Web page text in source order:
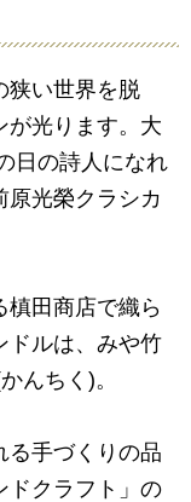
狭い世界を脱
が光ります。大
日の詩人になれ
原光榮クラシカ
槙田商店で織ら
ドルは、みや竹
んちく)。
る手づくりの品
ドクラフト」の